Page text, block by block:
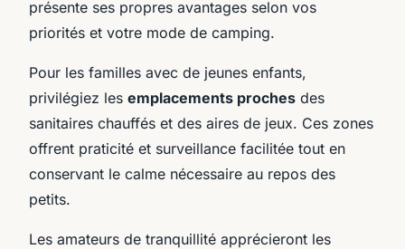
présente ses propres avantages selon vos
priorités et votre mode de camping.
Pour les familles avec de jeunes enfants,
privilégiez les emplacements proches des
sanitaires chauffés et des aires de jeux. Ces zones
offrent praticité et surveillance facilitée tout en
conservant le calme nécessaire au repos des
petits.
Les amateurs de tranquillité apprécieront les